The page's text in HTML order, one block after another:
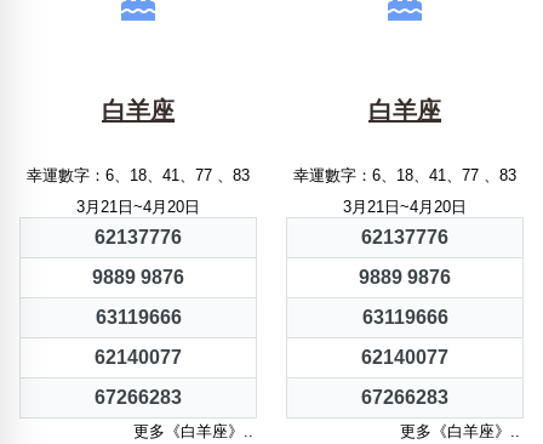
白羊座
幸運數字：6、18、41、77 、83
3月21日~4月20日
62137776
9889 9876
63119666
62140077
67266283
更多《白羊座》..
白羊座
幸運數字：6、18、41、77 、83
3月21日~4月20日
62137776
9889 9876
63119666
62140077
67266283
更多《白羊座》..